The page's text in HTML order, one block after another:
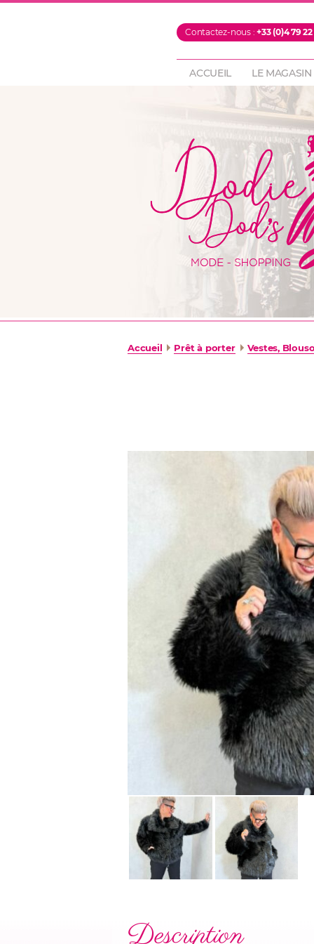
Contactez-nous :+33 (0)4 79
ACCUEIL LE MAGASIN
PANTALONS
FOULARDS &
Accueil Prêt à porter Vestes,
Description